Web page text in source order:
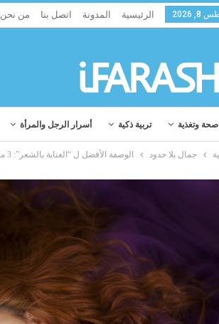
2026 الرئيسية المدونة اتصل بنا من نحن
صحة وتغذية تربية ذكية أسرار الرجل والمرأة
جمال بلا حدود الوصفة الأفضل ل “العناية بالشعر”: 3 مكونات من مطبخكم